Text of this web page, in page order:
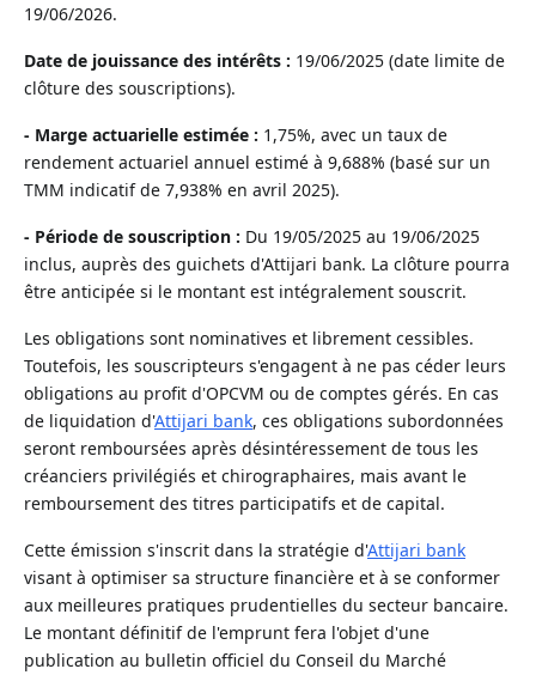
19/06/2026.
Date de jouissance des intérêts : 19/06/2025 (date limite de
clôture des souscriptions).
- Marge actuarielle estimée : 1,75%, avec un taux de
rendement actuariel annuel estimé à 9,688% (basé sur un
TMM indicatif de 7,938% en avril 2025).
- Période de souscription : Du 19/05/2025 au 19/06/2025
inclus, auprès des guichets d'Attijari bank. La clôture pourra
être anticipée si le montant est intégralement souscrit.
Les obligations sont nominatives et librement cessibles.
Toutefois, les souscripteurs s'engagent à ne pas céder leurs
obligations au profit d'OPCVM ou de comptes gérés. En cas
de liquidation d'Attijari bank, ces obligations subordonnées
seront remboursées après désintéressement de tous les
créanciers privilégiés et chirographaires, mais avant le
remboursement des titres participatifs et de capital.
Cette émission s'inscrit dans la stratégie d'Attijari bank
visant à optimiser sa structure financière et à se conformer
aux meilleures pratiques prudentielles du secteur bancaire.
Le montant définitif de l'emprunt fera l'objet d'une
publication au bulletin officiel du Conseil du Marché